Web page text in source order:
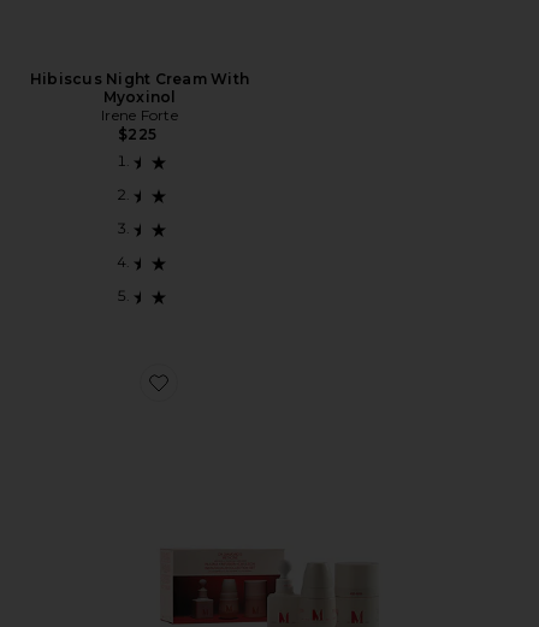
Hibiscus Night Cream With
Myoxinol
Irene Forte
$225
Favorite CONJUNTO DE CUIDADOS COM A PELE